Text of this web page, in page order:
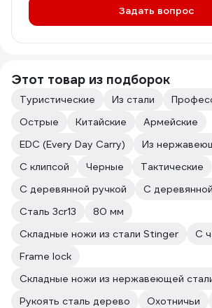
Задать вопрос
Этот товар из подборок
Туристические Из стали
Острые
Китайские
Армейские
EDC (Every Day Carry)
Из
C клипсой
Черные
Тактические
C деревянной ручкой
С
Сталь 3cr13
80 мм
Складные ножи из стали Stinger
С
Frame lock
Складные ножи из нержавеющей
Рукоять сталь дерево
Охотничьи